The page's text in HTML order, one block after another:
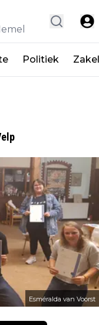
Politiek
Esméralda van Voorst